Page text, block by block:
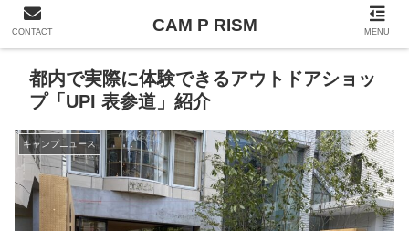
都内で実際に体験できるアウトドアショッ
プ「UPI 表参道」紹介
キャンプニュース
CONTACT CAM P RISM MENU